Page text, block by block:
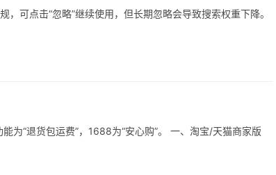
可点击“忽略”继续使用，但长期忽略会导致搜索权重下降。
为“退货包运费”，1688为“安心购”。 一、淘宝/天猫商家版